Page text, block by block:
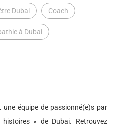
Dubai Coach
à Dubai
une équipe de passionné(e)s par
histoires » de Dubai. Retrouvez